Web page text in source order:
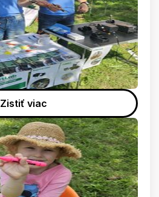
Zistiť viac